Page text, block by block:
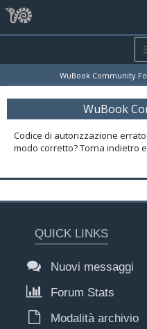
WuBook Community
WuBook
Codice di autorizzazione
modo corretto? Torna indietro
QUICK LINKS
Nuovi messaggi
Forum Stats
Modalità archivio